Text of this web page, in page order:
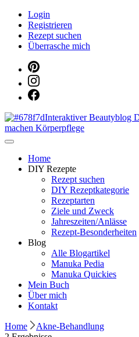
Login
Registrieren
Rezept suchen
Überrasche mich
Manuka Magic –
Dein interaktiver
Home
DIY Rezepte
Rezept suchen
DIY Rezeptkategorie
Rezeptarten
Ziele und Zweck
Jahreszeiten/Anlässe
Rezept-Besonderheiten
Blog
Alle Blogartikel
Manuka Pedia
Manuka Quickies
Mein Buch
Über mich
Kontakt
Home
Akne-Behandlung